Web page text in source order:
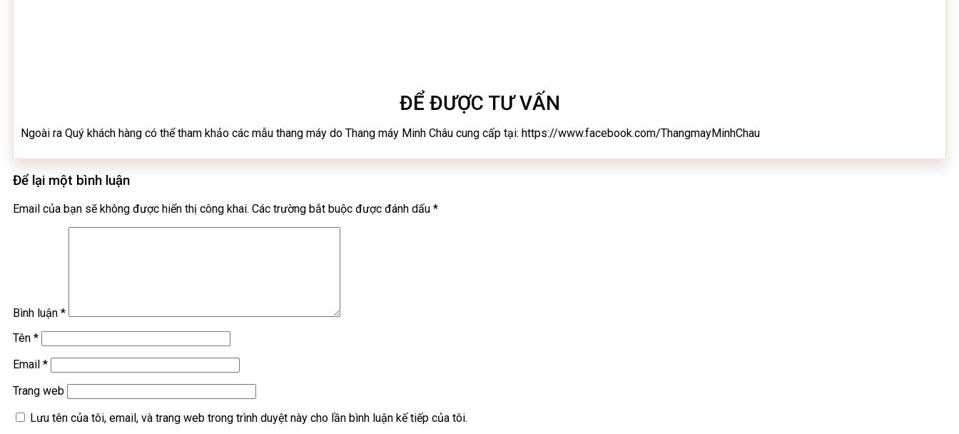
ĐỂ ĐƯỢC TƯ VẤN
Ngoài ra Quý khách hàng có thể tham khảo các mẫu thang máy do Thang máy Minh Châu cung cấp tại: https://www.facebook.com/ThangmayMinhChau
Để lại một bình luận
Email của bạn sẽ không được hiển thị công khai. Các trường bắt buộc được đánh dấu *
Bình luận *
Tên *
Email *
Trang web
Lưu tên của tôi, email, và trang web trong trình duyệt này cho lần bình luận kế tiếp của tôi.